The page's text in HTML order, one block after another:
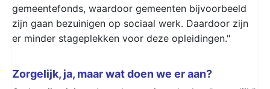
gemeentefonds, waardoor gemeenten bijvoorbeeld
zijn gaan bezuinigen op sociaal werk. Daardoor zijn
er minder stageplekken voor deze opleidingen."
Zorgelijk, ja, maar wat doen we er aan?